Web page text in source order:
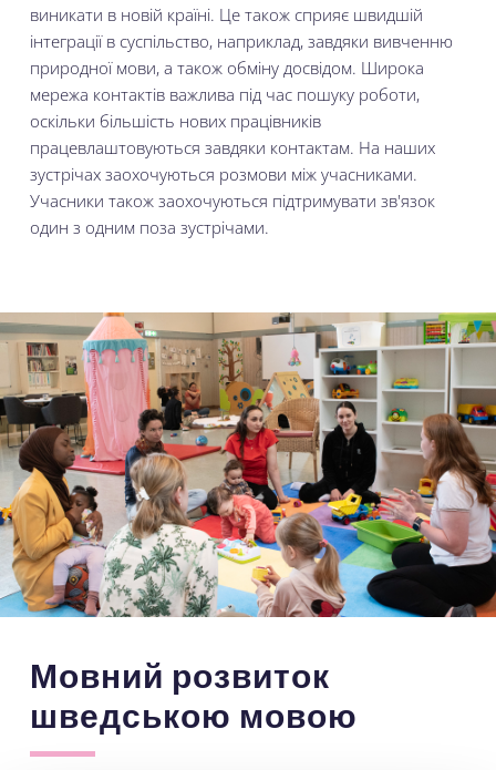
виникати в новій країні. Це також сприяє швидшій
інтеграції в суспільство, наприклад, завдяки вивченню
природної мови, а також обміну досвідом. Широка
мережа контактів важлива під час пошуку роботи,
оскільки більшість нових працівників
працевлаштовуються завдяки контактам. На наших
зустрічах заохочуються розмови між учасниками.
Учасники також заохочуються підтримувати зв'язок
один з одним поза зустрічами.
Мовний розвиток
шведською мовою